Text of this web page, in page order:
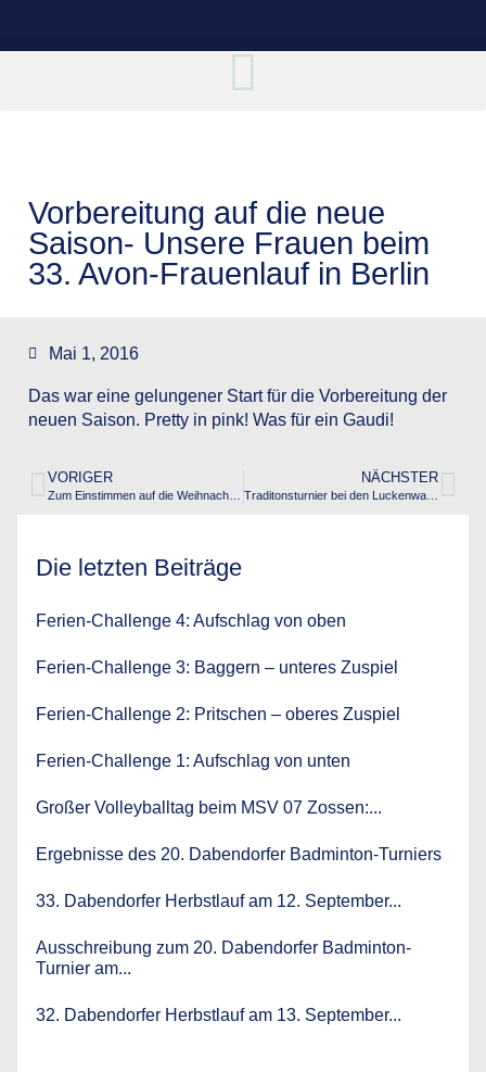
Vorbereitung auf die neue
Saison- Unsere Frauen beim
33. Avon-Frauenlauf in Berlin
Mai 1, 2016
Das war eine gelungener Start für die Vorbereitung der
neuen Saison. Pretty in pink! Was für ein Gaudi!
VORIGER NÄCHSTER
Traditonsturnier bei den Luckenwalder Sportfüchsen – Wir waren auch dieses Jahr dabei!
Die letzten Beiträge
Ferien-Challenge 4: Aufschlag von oben
Ferien-Challenge 3: Baggern – unteres Zuspiel
Ferien-Challenge 2: Pritschen – oberes Zuspiel
Ferien-Challenge 1: Aufschlag von unten
Großer Volleyballtag beim MSV 07 Zossen:...
Ergebnisse des 20. Dabendorfer Badminton-Turniers
33. Dabendorfer Herbstlauf am 12. September...
Ausschreibung zum 20. Dabendorfer Badminton-
Turnier am...
32. Dabendorfer Herbstlauf am 13. September...